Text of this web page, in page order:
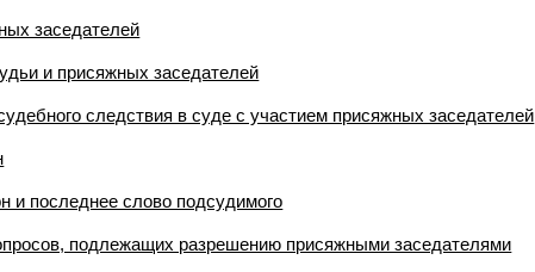
заседателей
и присяжных заседателей
следствия в суде с участием присяжных заседателей
и последнее слово подсудимого
подлежащих разрешению присяжными заседателями